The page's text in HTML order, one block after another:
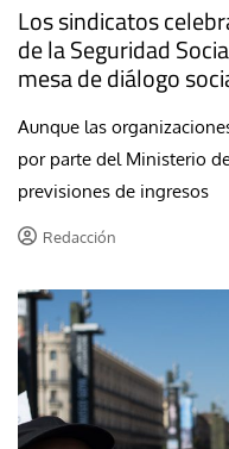
Los sindicatos
de la Seguridad
mesa de diálogo
Aunque las
por parte del Ministerio
previsiones de ingresos
Redacción